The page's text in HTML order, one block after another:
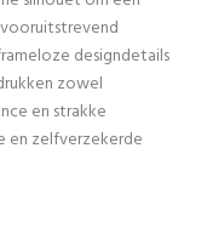
designdetails
zowel
en strakke
en zelfverzekerde